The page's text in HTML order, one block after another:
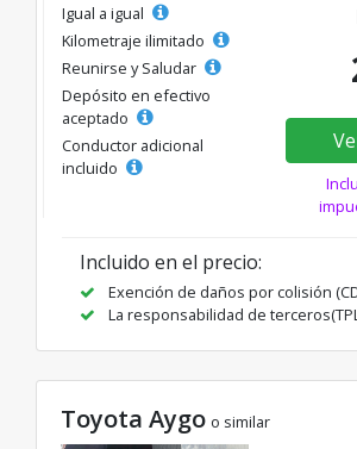
Igual a igual
Kilometraje ilimitado
Reunirse y Saludar
Depósito en efectivo
aceptado
Conductor adicional
incluido
Incluido en el precio:
Exención de daños por colisión
La responsabilidad de
Toyota Aygo o similar